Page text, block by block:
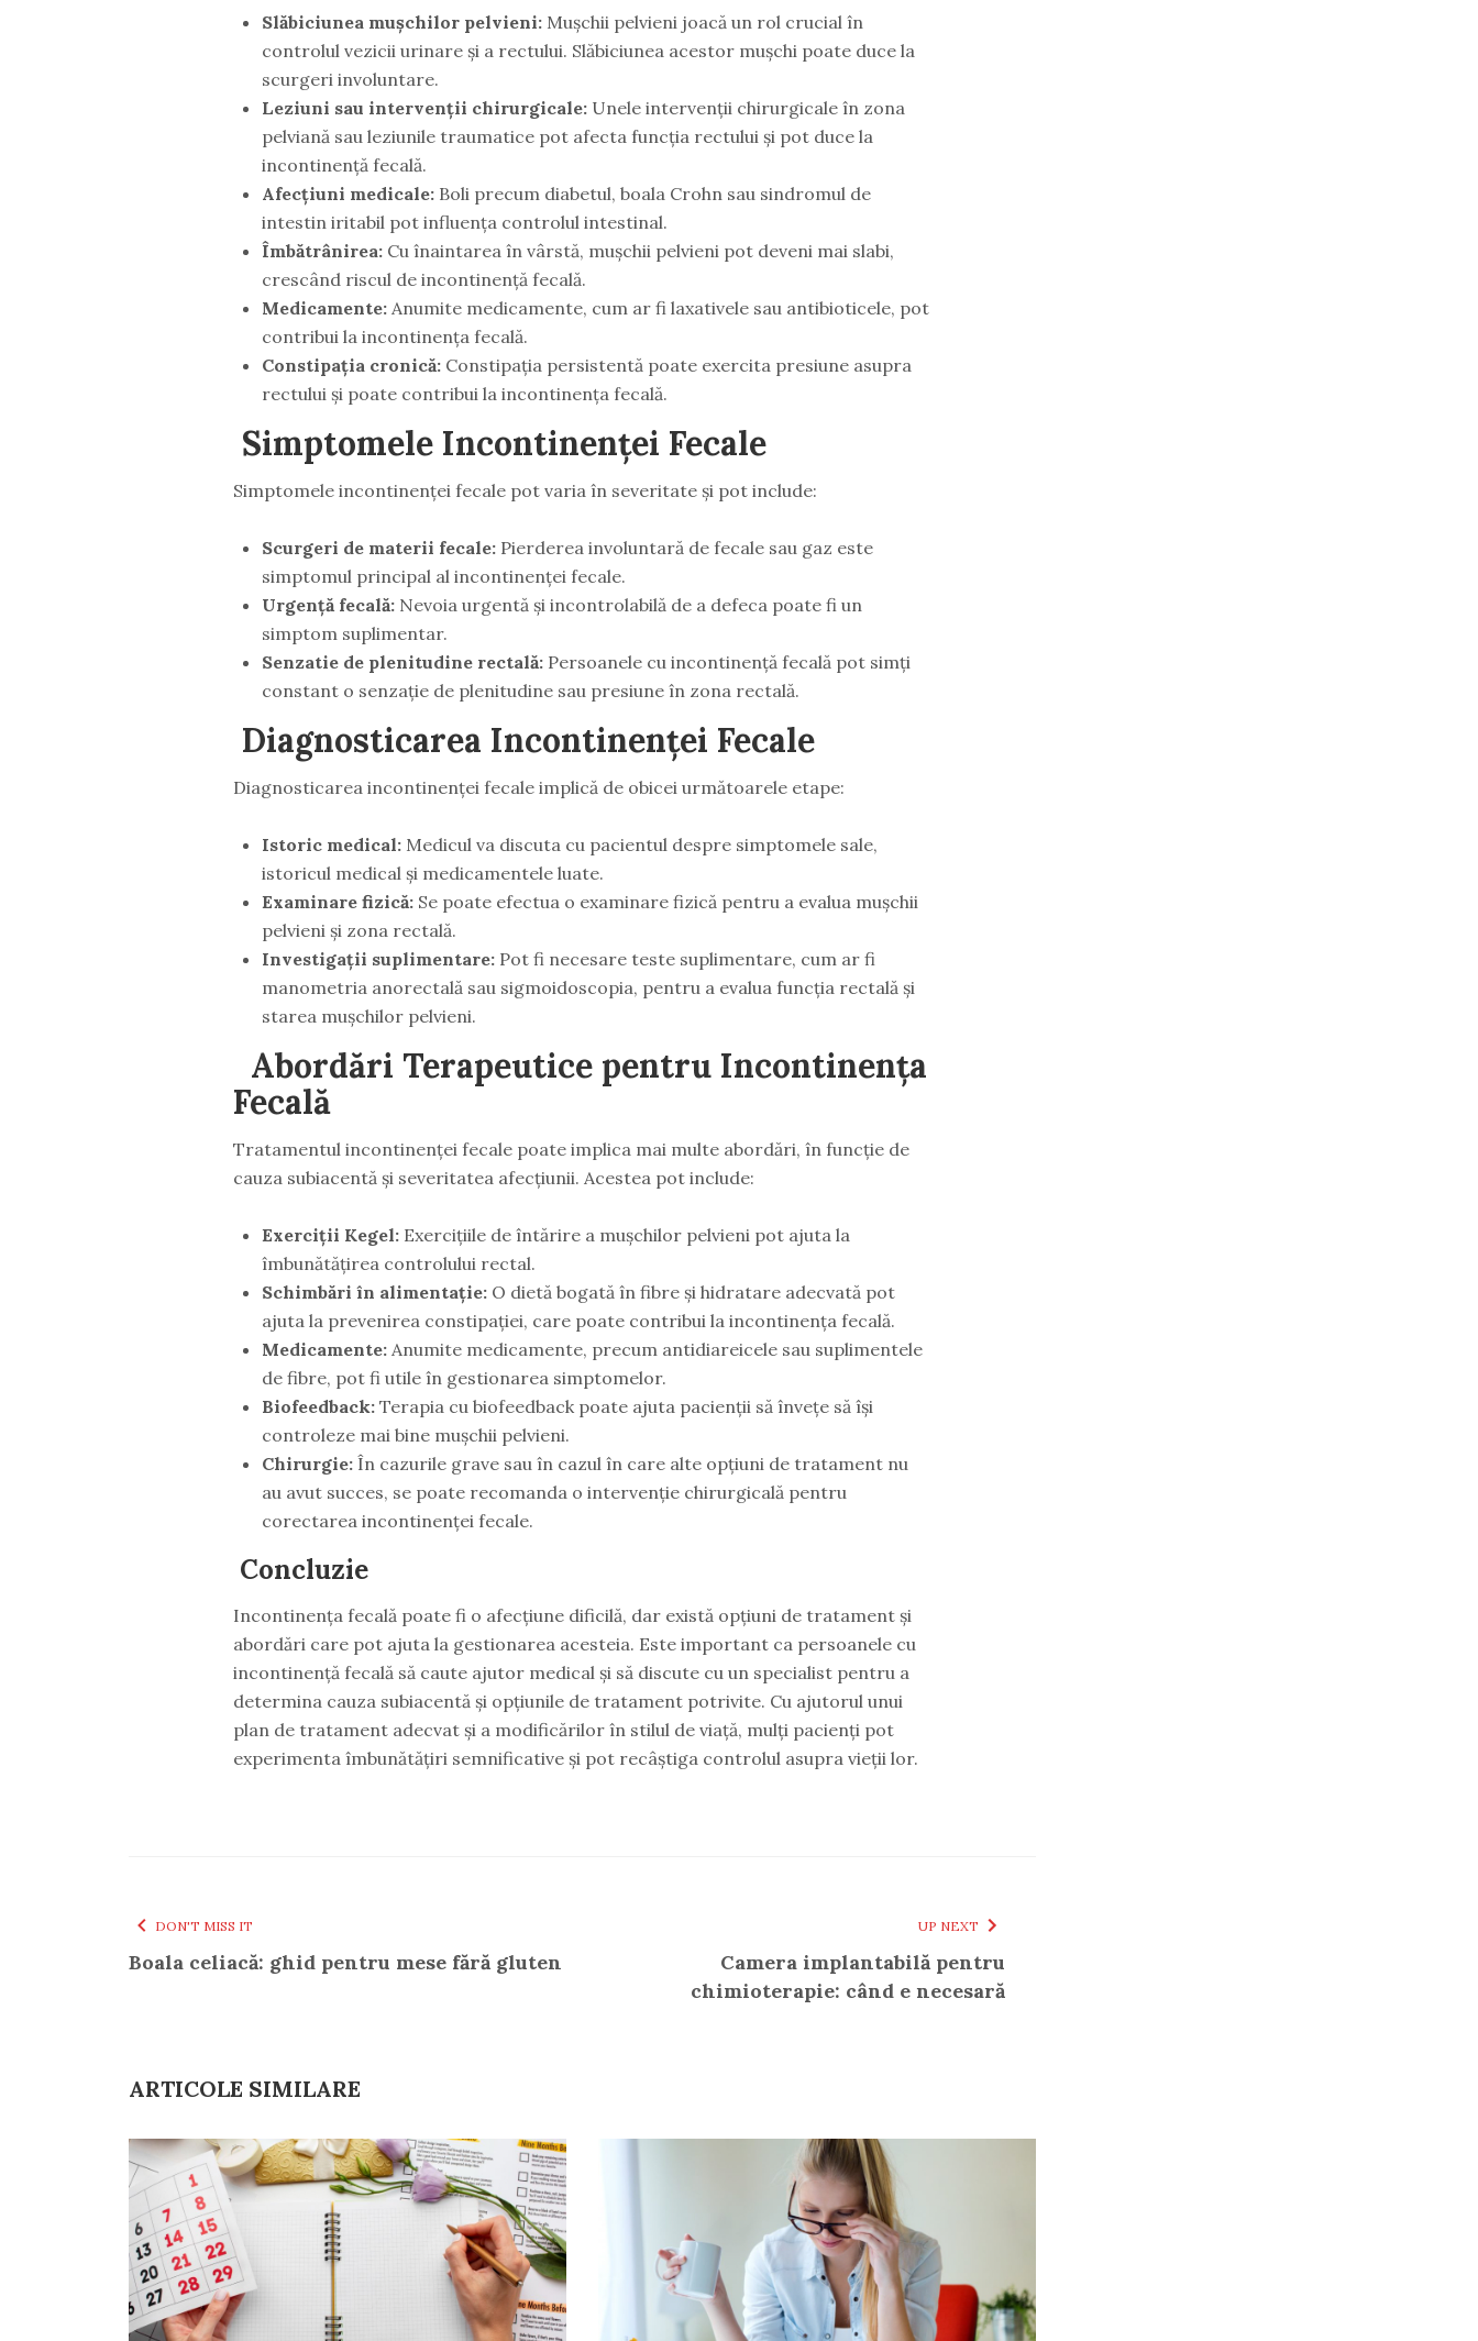
Slăbiciunea mușchilor pelvieni:Mușchii pelvieni joacă un rol crucial în
controlul vezicii urinare și a rectului. Slăbiciunea acestor mușchi poate duce la
scurgeri involuntare.
Leziuni sau intervenții chirurgicale:Unele intervenții chirurgicale în zona
pelviană sau leziunile traumatice pot afecta funcția rectului și pot duce la
incontinență fecală.
Afecțiuni medicale:Boli precum diabetul, boala Crohn sau sindromul de
intestin iritabil pot influența controlul intestinal.
Îmbătrânirea:Cu înaintarea în vârstă, mușchii pelvieni pot deveni mai slabi,
crescând riscul de incontinență fecală.
Medicamente:Anumite medicamente, cum ar fi laxativele sau antibioticele, pot
contribui la incontinența fecală.
Constipația cronică:Constipația persistentă poate exercita presiune asupra
rectului și poate contribui la incontinența fecală.
Simptomele Incontinenței Fecale
Simptomele incontinenței fecale pot varia în severitate și pot include:
Scurgeri de materii fecale:Pierderea involuntară de fecale sau gaz este
simptomul principal al incontinenței fecale.
Urgență fecală:Nevoia urgentă și incontrolabilă de a defeca poate fi un
simptom suplimentar.
Senzatie de plenitudine rectală:Persoanele cu incontinență fecală pot simți
constant o senzație de plenitudine sau presiune în zona rectală.
Diagnosticarea Incontinenței Fecale
Diagnosticarea incontinenței fecale implică de obicei următoarele etape:
Istoric medical:Medicul va discuta cu pacientul despre simptomele sale,
istoricul medical și medicamentele luate.
Examinare fizică:Se poate efectua o examinare fizică pentru a evalua mușchii
pelvieni și zona rectală.
Investigații suplimentare:Pot fi necesare teste suplimentare, cum ar fi
manometria anorectală sau sigmoidoscopia, pentru a evalua funcția rectală și
starea mușchilor pelvieni.
Abordări Terapeutice pentru Incontinența
Fecală
Tratamentul incontinenței fecale poate implica mai multe abordări, în funcție de
cauza subiacentă și severitatea afecțiunii. Acestea pot include:
Exerciții Kegel:Exercițiile de întărire a mușchilor pelvieni pot ajuta la
îmbunătățirea controlului rectal.
Schimbări în alimentație:O dietă bogată în fibre și hidratare adecvată pot
ajuta la prevenirea constipației, care poate contribui la incontinența fecală.
Medicamente:Anumite medicamente, precum antidiareicele sau suplimentele
de fibre, pot fi utile în gestionarea simptomelor.
Biofeedback:Terapia cu biofeedback poate ajuta pacienții să învețe să își
controleze mai bine mușchii pelvieni.
Chirurgie:În cazurile grave sau în cazul în care alte opțiuni de tratament nu
au avut succes, se poate recomanda o intervenție chirurgicală pentru
corectarea incontinenței fecale.
Concluzie
Incontinența fecală poate fi o afecțiune dificilă, dar există opțiuni de tratament și
abordări care pot ajuta la gestionarea acesteia. Este important ca persoanele cu
incontinență fecală să caute ajutor medical și să discute cu un specialist pentru a
determina cauza subiacentă și opțiunile de tratament potrivite. Cu ajutorul unui
plan de tratament adecvat și a modificărilor în stilul de viață, mulți pacienți pot
experimenta îmbunătățiri semnificative și pot recâștiga controlul asupra vieții lor.
DON'T MISS IT
Boala celiacă: ghid pentru mese fără gluten
UP NEXT
Camera implantabilă pentru
chimioterapie: când e necesară
ARTICOLE SIMILARE